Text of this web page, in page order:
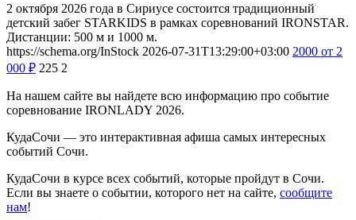
2 октября 2026 года в Сириусе состоится традиционный
детский забег STARKIDS в рамках соревнований IRONSTAR.
Дистанции: 500 м и 1000 м.
https://schema.org/InStock 2026-07-31T13:29:00+03:00 2000 от 2
000 ₽ 225 2
На нашем сайте вы найдете всю информацию про событие
соревнование IRONLADY 2026.
КудаСочи — это интерактивная афиша самых интересных
событий Сочи.
КудаСочи в курсе всех событий, которые пройдут в Сочи.
Если вы знаете о событии, которого нет на сайте, сообщите
нам!